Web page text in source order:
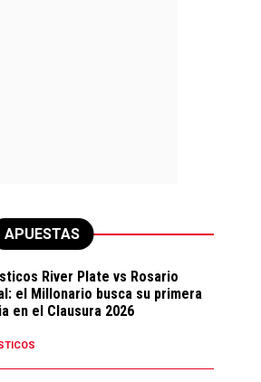
APUESTAS
River Plate vs Rosario
el Millonario busca su primera
en el Clausura 2026